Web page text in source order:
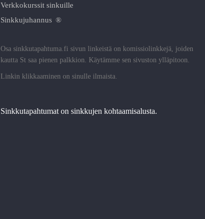
Verkkokurssit sinkuille
Sinkkujuhannus ®
Osa sinkkutapahtuma.fi sivun linkeistä on komissiolinkkejä, joiden
kautta St saa pienen palkkion. Käytämme sen sivuston ylläpitoon.
Linkin klikkaaminen on sinulle ilmaista.
Sinkkutapahtumat on sinkkujen kohtaamisalusta.